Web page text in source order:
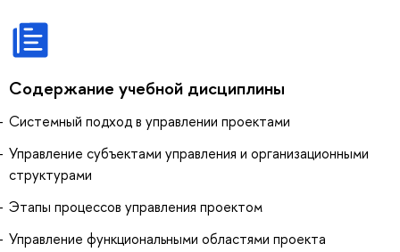
Содержание учебной дисциплины
Системный подход в управлении проектами
Управление субъектами управления и организационными
структурами
Этапы процессов управления проектом
Управление функциональными областями проекта